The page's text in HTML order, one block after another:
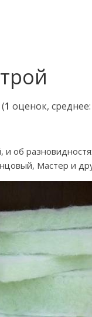
(1 оценок, среднее:
об
Мастер и